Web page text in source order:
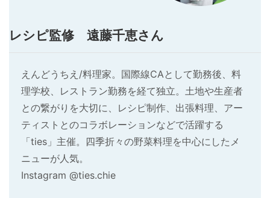
レシピ監修 遠藤千恵さん
えんどうちえ/料理家。国際線CAとして勤務後、料
理学校、レストラン勤務を経て独立。土地や生産者
との繋がりを大切に、レシピ制作、出張料理、アー
ティストとのコラボレーションなどで活躍する
「ties」主催。四季折々の野菜料理を中心にしたメ
ニューが人気。
Instagram @ties.chie